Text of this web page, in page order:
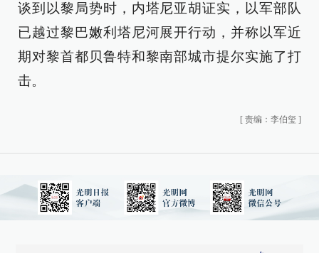
谈到以黎局势时，内塔尼亚胡证实，以军部队
已越过黎巴嫩利塔尼河展开行动，并称以军近
期对黎首都贝鲁特和黎南部城市提尔实施了打
击。
[ 责编：李伯玺 ]